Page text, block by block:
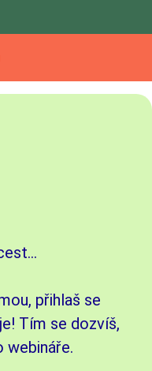
přihlaš se
Tím se dozvíš,
webináře.